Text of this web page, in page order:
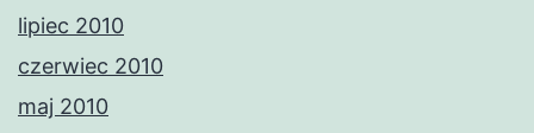
lipiec 2010
czerwiec 2010
maj 2010